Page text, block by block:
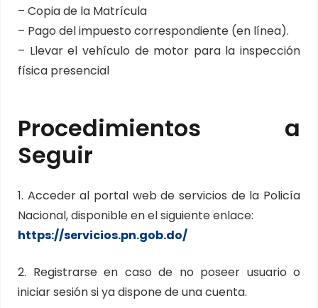
– Copia de la Matrícula
– Pago del impuesto correspondiente (en línea).
– Llevar el vehículo de motor para la inspección
física presencial
Procedimientos a
Seguir
1. Acceder al portal web de servicios de la Policía
Nacional, disponible en el siguiente enlace:
https://servicios.pn.gob.do/
2. Registrarse en caso de no poseer usuario o
iniciar sesión si ya dispone de una cuenta.